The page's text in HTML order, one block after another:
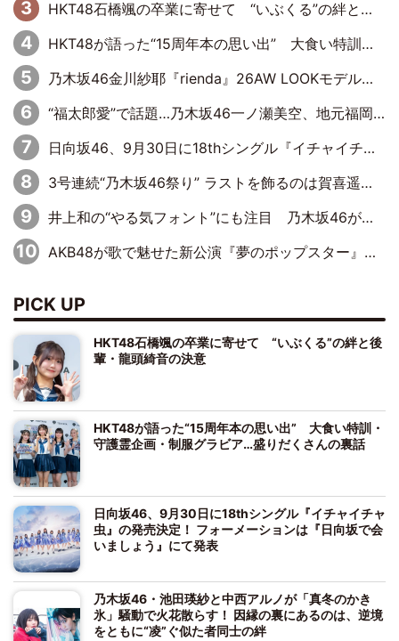
HKT48石橋颯の卒業に寄せて “いぶくる”の絆と後輩・龍頭綺音の決意
HKT48が語った“15周年本の思い出” 大食い特訓・守護霊企画・制服グラビア…盛りだくさんの裏話
乃木坂46金川紗耶『rienda』26AW LOOKモデルに就任
“福太郎愛”で話題…乃木坂46一ノ瀬美空、地元福岡『めんべい25周年トップサポーター』に就任
日向坂46、9月30日に18thシングル『イチャイチャ虫』の発売決定！ フォーメーションは『日向坂で会いましょう』にて発表
3号連続“乃木坂46祭り” ラストを飾るのは賀喜遥香…5年ぶりの登場に「5年分大人になった私を見ていただけたら」
井上和の“やる気フォント”にも注目 乃木坂46が挑んだ書道パフォーマンスの舞台裏
AKB48が歌で魅せた新公演『夢のポップスター』 初日から全身全霊のステージ
PICK UP
HKT48石橋颯の卒業に寄せて “いぶくる”の絆と後
輩・龍頭綺音の決意
HKT48が語った“15周年本の思い出” 大食い特訓・
守護霊企画・制服グラビア…盛りだくさんの裏話
日向坂46、9月30日に18thシングル『イチャイチャ
虫』の発売決定！ フォーメーションは『日向坂で会
いましょう』にて発表
乃木坂46・池田瑛紗と中西アルノが「真冬のかき
氷」騒動で火花散らす！ 因縁の裏にあるのは、逆境
をともに“凌”ぐ似た者同士の絆